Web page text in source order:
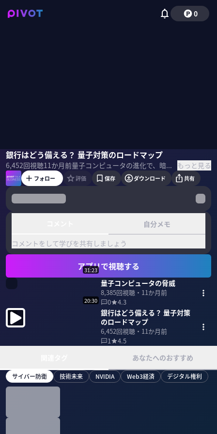
0
銀行はどう備える？ 量子対策のロードマップ
6,452回視聴11か月前 量子コンピュータの進化で、暗号が“突破”される日が近づいているという懸念が広がる。私たちの通信、銀行口座、金融システムは大丈夫なのか？今知っておきたい現状と今後の展望を、 NTTデータ経営研究所・大野博堂氏に聞いた。 もっと見る
大野博堂野嶋紗己子
フォロー 評価 保存 ダウンロード 共有
自分メモ
コメントをして学びを共有しましょう
アプリで視聴する
31:23
量子コンピュータの脅威
8,385回視聴・ 11か月前
0
4.3
20:30
銀行はどう備える？ 量子対策
のロードマップ
6,452回視聴・ 11か月前
1
4.5
あなたへのおすすめ
サイバー防衛 技術未来 NVIDIA Web3経済 デジタル権利